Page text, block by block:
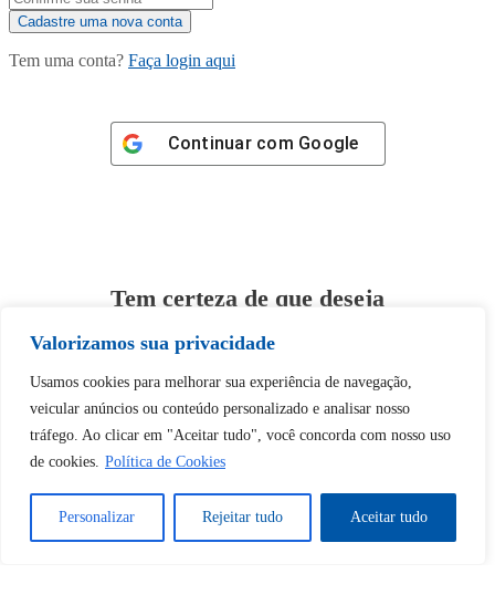
Valorizamos sua privacidade
Usamos cookies para melhorar sua experiência de navegação,
veicular anúncios ou conteúdo personalizado e analisar nosso
tráfego. Ao clicar em "Aceitar tudo", você concorda com nosso uso
de cookies. Política de Cookies
Personalizar Rejeitar tudo Aceitar tudo
Tem uma conta? Faça login aqui
Continuar com Google
Tem certeza de que deseja
Desbloquear esquerda : 0
Sim